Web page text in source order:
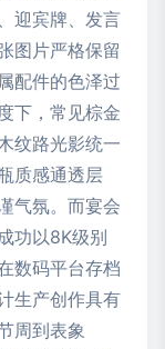
迎宾牌、发言
图片严格保留
配件的色泽过
下，常见棕金
纹路光影统一
质感通透层
气氛。而宴会
功以8K级别
数码平台存档
生产创作具有
周到表象